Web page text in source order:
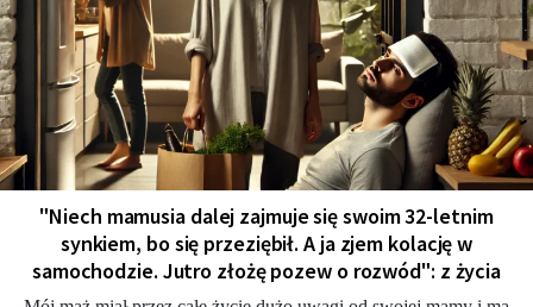
"Niech mamusia dalej zajmuje się swoim 32-letnim
synkiem, bo się przeziębił. A ja zjem kolację w
samochodzie. Jutro złożę pozew o rozwód": z życia